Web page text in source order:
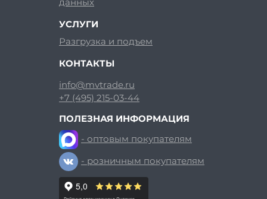
УСЛУГИ
Разгрузка и подъем
КОНТАКТЫ
info@mvtrade.ru
+7 (495) 215-03-44
ПОЛЕЗНАЯ ИНФОРМАЦИЯ
- оптовым покупателям
- розничным покупателям